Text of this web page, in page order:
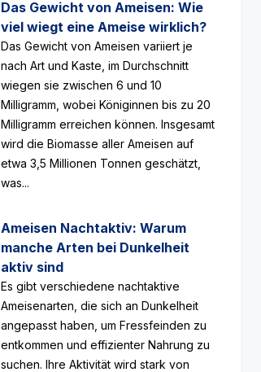
Das Gewicht von Ameisen: Wie
viel wiegt eine Ameise wirklich?
Das Gewicht von Ameisen variiert je
nach Art und Kaste, im Durchschnitt
wiegen sie zwischen 6 und 10
Milligramm, wobei Königinnen bis zu 20
Milligramm erreichen können. Insgesamt
wird die Biomasse aller Ameisen auf
etwa 3,5 Millionen Tonnen geschätzt,
was...
Ameisen Nachtaktiv: Warum
manche Arten bei Dunkelheit
aktiv sind
Es gibt verschiedene nachtaktive
Ameisenarten, die sich an Dunkelheit
angepasst haben, um Fressfeinden zu
entkommen und effizienter Nahrung zu
suchen. Ihre Aktivität wird stark von